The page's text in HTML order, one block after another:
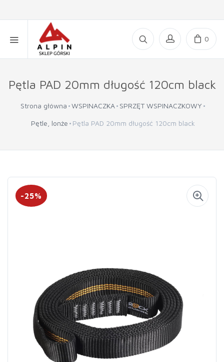
0
Pętla PAD 20mm długość 120cm black
Strona główna WSPINACZKA SPRZĘT WSPINACZKOWY
Pętle, lonże Pętla PAD 20mm długość 120cm black
-25%